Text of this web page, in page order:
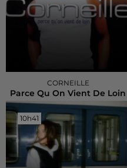
CORNEILLE
Parce Qu On Vient De Loin
10h41
10h41